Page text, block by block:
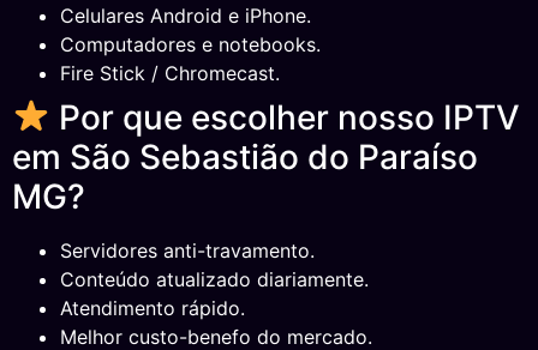
Celulares Android e iPhone.
Computadores e notebooks.
Fire Stick / Chromecast.
Por que escolher nosso IPTV
em São Sebastião do Paraíso
MG?
Servidores anti-travamento.
Conteúdo atualizado diariamente.
Atendimento rápido.
Melhor custo-benefo do mercado.